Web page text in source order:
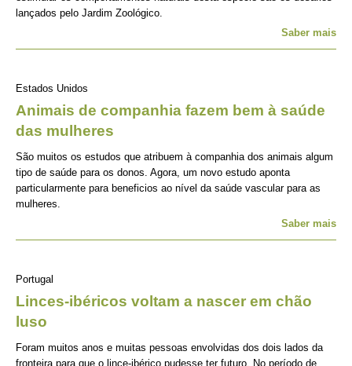
lançados pelo Jardim Zoológico.
Saber mais
Estados Unidos
Animais de companhia fazem bem à saúde
das mulheres
São muitos os estudos que atribuem à companhia dos animais algum
tipo de saúde para os donos. Agora, um novo estudo aponta
particularmente para beneficios ao nível da saúde vascular para as
mulheres.
Saber mais
Portugal
Linces-ibéricos voltam a nascer em chão
luso
Foram muitos anos e muitas pessoas envolvidas dos dois lados da
fronteira para que o lince-ibérico pudesse ter futuro. No período de